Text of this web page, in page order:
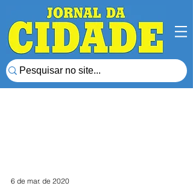
6 de mar. de 2020